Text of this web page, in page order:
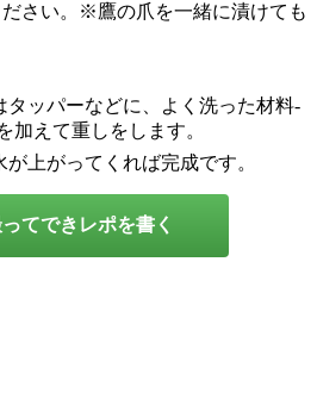
さい。※鷹の爪を一緒に漬けても
タッパーなどに、よく洗った材料-
加えて重しをします。
上がってくれば完成です。
てできレポを書く